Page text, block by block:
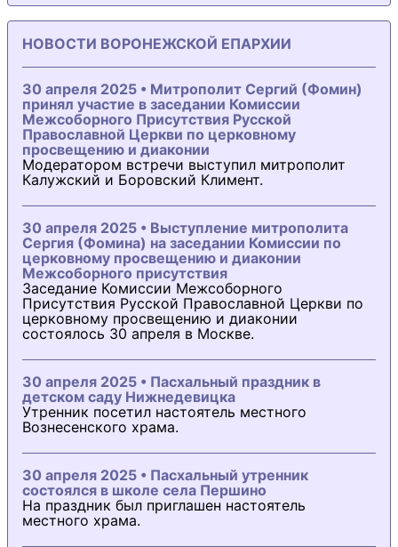
НОВОСТИ ВОРОНЕЖСКОЙ ЕПАРХИИ
30 апреля 2025 • Митрополит Сергий (Фомин)
принял участие в заседании Комиссии
Межсоборного Присутствия Русской
Православной Церкви по церковному
просвещению и диаконии
Модератором встречи выступил митрополит
Калужский и Боровский Климент.
30 апреля 2025 • Выступление митрополита
Сергия (Фомина) на заседании Комиссии по
церковному просвещению и диаконии
Межсоборного присутствия
Заседание Комиссии Межсоборного
Присутствия Русской Православной Церкви по
церковному просвещению и диаконии
состоялось 30 апреля в Москве.
30 апреля 2025 • Пасхальный праздник в
детском саду Нижнедевицка
Утренник посетил настоятель местного
Вознесенского храма.
30 апреля 2025 • Пасхальный утренник
состоялся в школе села Першино
На праздник был приглашен настоятель
местного храма.